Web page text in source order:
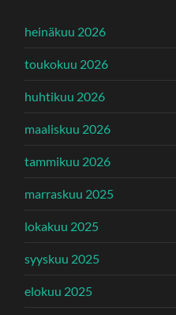
heinäkuu 2026
toukokuu 2026
huhtikuu 2026
maaliskuu 2026
tammikuu 2026
marraskuu 2025
lokakuu 2025
syyskuu 2025
elokuu 2025